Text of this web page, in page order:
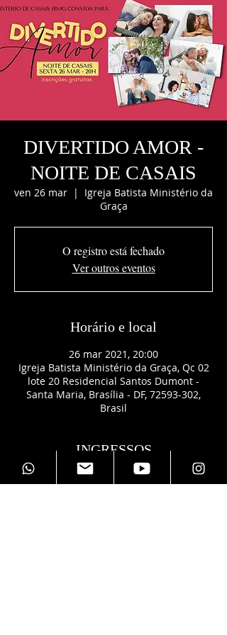
DIVERTIDO AMOR -
NOITE DE CASAIS
ven 26 mar
  |
Igreja Batista Ministério da
Graça
O registro está fechado
Ver outros eventos
Horário e local
26 mar 2021, 20:00
Igreja Batista Ministério da Graça, Qc 02
lote 20 Residencial Santos Dumont -
Santa Maria, Brasília - DF, 72593-302,
Brasil
INGRESSOS